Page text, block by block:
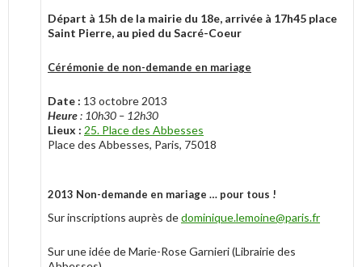
Départ à 15h de la mairie du 18e, arrivée à 17h45 place
Saint Pierre, au pied du Sacré-Coeur
Cérémonie de non-demande en mariage
Date : 13 octobre 2013
Heure: 10h30 – 12h30
Lieux : 25. Place des Abbesses
Place des Abbesses, Paris, 75018
2013 Non-demande en mariage … pour tous !
Sur inscriptions auprès dedominique.lemoine@paris.fr
Sur une idée de Marie-Rose Garnieri (Librairie des